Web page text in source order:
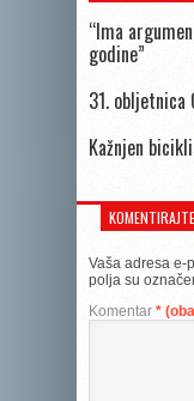
“Ima
godine”
31. obljetnica
Kažnjen
KOMENTIRAJTE
Vaša adresa e-
polja su
Komentar *